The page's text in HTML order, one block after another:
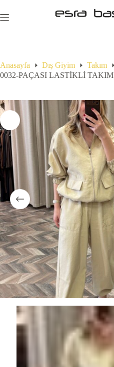
to
content
Anasayfa Dış Giyim
Takım
0032-PAÇASI LASTİKLİ TAKIM